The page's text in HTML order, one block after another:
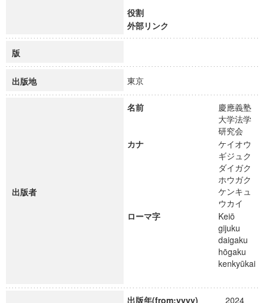
役割
外部リンク
版
出版地 東京
出版者
名前
慶應義塾
大学法学
研究会
カナ
ケイオウ
ギジュク
ダイガク
ホウガク
ケンキュ
ウカイ
ローマ字
Keiō
gijuku
daigaku
hōgaku
kenkyūkai
出版年(from:yyyy)
2024